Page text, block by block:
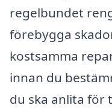
regelbundet
förebygga
kostsamma
innan du
du ska anlita för